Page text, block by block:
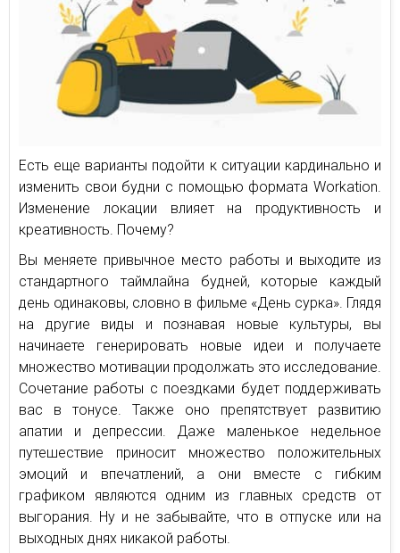
Есть еще варианты подойти к ситуации кардинально и
изменить свои будни с помощью формата Workation.
Изменение локации влияет на продуктивность и
креативность. Почему?
Вы меняете привычное место работы и выходите из
стандартного таймлайна будней, которые каждый
день одинаковы, словно в фильме «День сурка». Глядя
на другие виды и познавая новые культуры, вы
начинаете генерировать новые идеи и получаете
множество мотивации продолжать это исследование.
Сочетание работы с поездками будет поддерживать
вас в тонусе. Также оно препятствует развитию
апатии и депрессии. Даже маленькое недельное
путешествие приносит множество положительных
эмоций и впечатлений, а они вместе с гибким
графиком являются одним из главных средств от
выгорания. Ну и не забывайте, что в отпуске или на
выходных днях никакой работы.